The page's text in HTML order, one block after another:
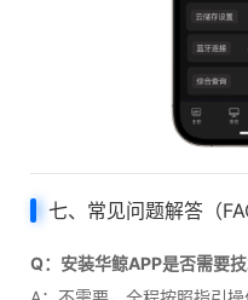
七、常见问题解答（
Q：安装华鲸APP是否需要技